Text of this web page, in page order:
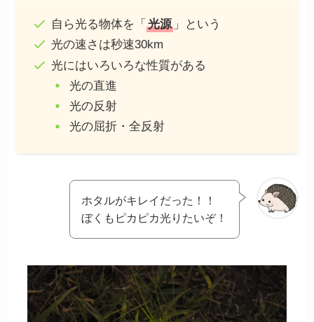
自ら光る物体を「光源 」という
光の速さは秒速30km
光にはいろいろな性質がある
光の直進
光の反射
光の屈折・全反射
ホタルがキレイだった！！
ぼくもピカピカ光りたいぞ！